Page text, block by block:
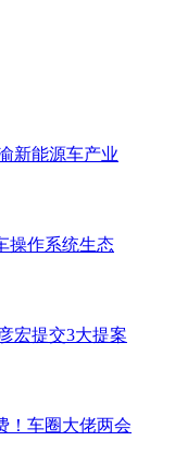
新能源车产业
操作系统生态
宏提交3大提案
！车圈大佬两会